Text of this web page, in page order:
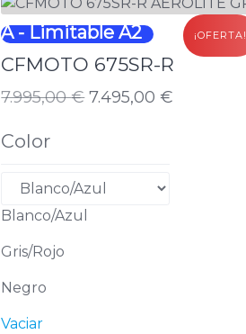
¡OFERTA!
A - Limitable A2
CFMOTO 675SR-R
7.995,00€
precio
era:
7.995,00 €.
7.495,00 €
precio
es:
7.495,00 €.
Color
Blanco/Azul
Gris/Rojo
Negro
Vaciar